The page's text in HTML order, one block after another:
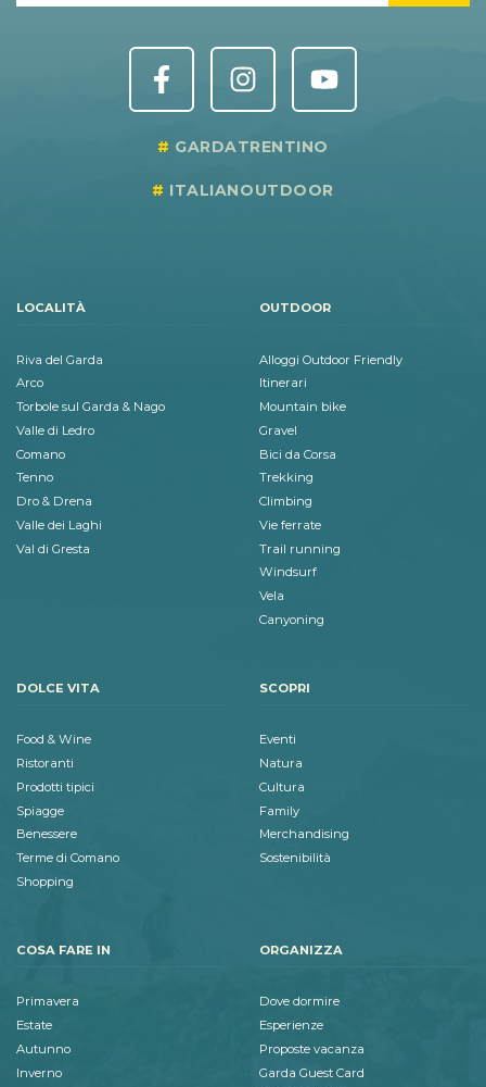
GARDATRENTINO
ITALIANOUTDOOR
LOCALITÀ
Riva del Garda
Arco
Torbole sul Garda & Nago
Valle di Ledro
Comano
Tenno
Dro & Drena
Valle dei Laghi
Val di Gresta
OUTDOOR
Alloggi Outdoor Friendly
Itinerari
Mountain bike
Gravel
Bici da Corsa
Trekking
Climbing
Vie ferrate
Trail running
Windsurf
Vela
Canyoning
DOLCE VITA
Food & Wine
Ristoranti
Prodotti tipici
Spiagge
Benessere
Terme di Comano
Shopping
SCOPRI
Eventi
Natura
Cultura
Family
Merchandising
Sostenibilità
COSA FARE IN
Primavera
Estate
Autunno
Inverno
ORGANIZZA
Dove dormire
Esperienze
Proposte vacanza
Garda Guest Card